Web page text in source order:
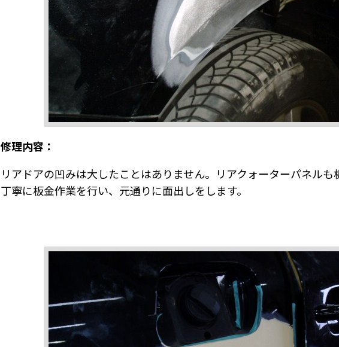
修理内容：
リアドアの凹みは大したことはありません。リアクォーターパネルも
丁寧に板金作業を行い、元通りに面出しをします。